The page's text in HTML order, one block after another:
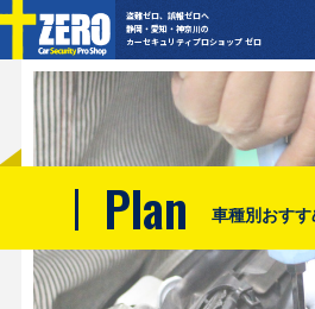
盗難ゼロ、誤報ゼロへ
静岡・愛知・神奈川の
カーセキュリティプロショップ ゼロ
Plan 車種別おす